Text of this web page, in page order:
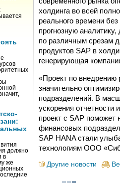
должно
в
же
холдинга во всей
реального времени
прогнозную
по различным срезам
продуктов SAP в
генерирующая
«Проект по внедрению
значительно
подразделений. В
ускорения
проект с SAP поможет
финансовых
SAP HANA стали
технологиям ООО
Другие новости